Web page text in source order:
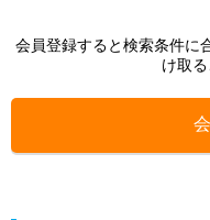
会員登録すると検索条件に
け取る